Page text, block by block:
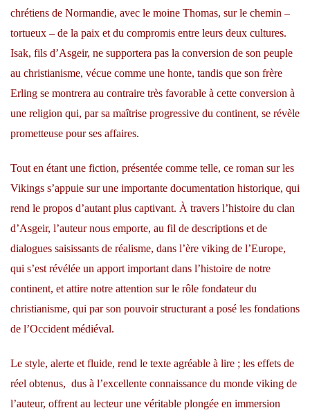
chrétiens de Normandie, avec le moine Thomas, sur le chemin –
tortueux – de la paix et du compromis entre leurs deux cultures.
Isak, fils d’Asgeir, ne supportera pas la conversion de son peuple
au christianisme, vécue comme une honte, tandis que son frère
Erling se montrera au contraire très favorable à cette conversion à
une religion qui, par sa maîtrise progressive du continent, se révèle
prometteuse pour ses affaires.
Tout en étant une fiction, présentée comme telle, ce roman sur les
Vikings s’appuie sur une importante documentation historique, qui
rend le propos d’autant plus captivant. À travers l’histoire du clan
d’Asgeir, l’auteur nous emporte, au fil de descriptions et de
dialogues saisissants de réalisme, dans l’ère viking de l’Europe,
qui s’est révélée un apport important dans l’histoire de notre
continent, et attire notre attention sur le rôle fondateur du
christianisme, qui par son pouvoir structurant a posé les fondations
de l’Occident médiéval.
Le style, alerte et fluide, rend le texte agréable à lire ; les effets de
réel obtenus, dus à l’excellente connaissance du monde viking de
l’auteur, offrent au lecteur une véritable plongée en immersion